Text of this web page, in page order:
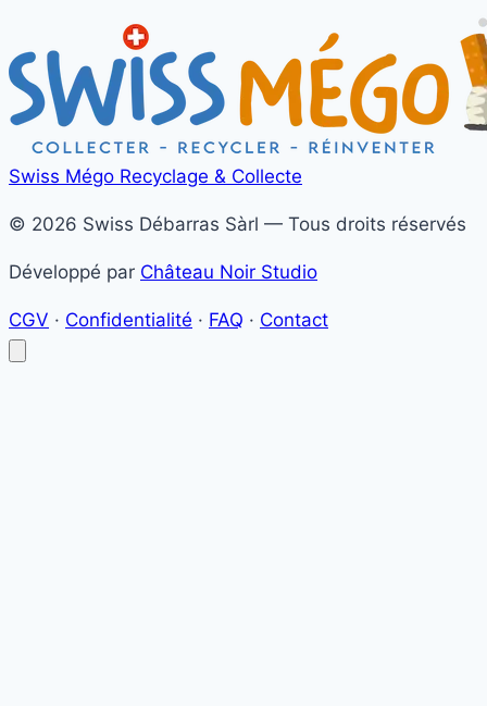
Swiss Mégo Recyclage & Collecte
© 2026 Swiss Débarras Sàrl — Tous droits réservés
Développé par Château Noir Studio
CGV · Confidentialité · FAQ · Contact